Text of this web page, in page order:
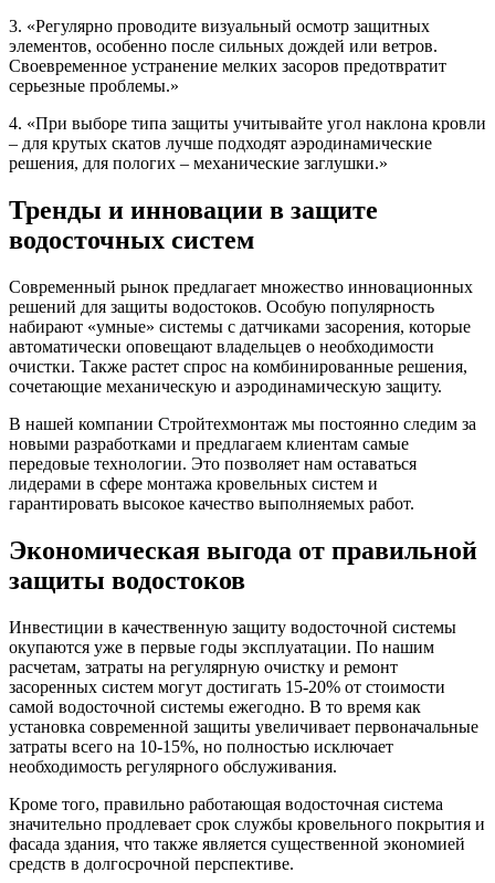
3. «Регулярно проводите визуальный осмотр защитных
элементов, особенно после сильных дождей или ветров.
Своевременное устранение мелких засоров предотвратит
серьезные проблемы.»
4. «При выборе типа защиты учитывайте угол наклона кровли
– для крутых скатов лучше подходят аэродинамические
решения, для пологих – механические заглушки.»
Тренды и инновации в защите
водосточных систем
Современный рынок предлагает множество инновационных
решений для защиты водостоков. Особую популярность
набирают «умные» системы с датчиками засорения, которые
автоматически оповещают владельцев о необходимости
очистки. Также растет спрос на комбинированные решения,
сочетающие механическую и аэродинамическую защиту.
В нашей компании Стройтехмонтаж мы постоянно следим за
новыми разработками и предлагаем клиентам самые
передовые технологии. Это позволяет нам оставаться
лидерами в сфере монтажа кровельных систем и
гарантировать высокое качество выполняемых работ.
Экономическая выгода от правильной
защиты водостоков
Инвестиции в качественную защиту водосточной системы
окупаются уже в первые годы эксплуатации. По нашим
расчетам, затраты на регулярную очистку и ремонт
засоренных систем могут достигать 15-20% от стоимости
самой водосточной системы ежегодно. В то время как
установка современной защиты увеличивает первоначальные
затраты всего на 10-15%, но полностью исключает
необходимость регулярного обслуживания.
Кроме того, правильно работающая водосточная система
значительно продлевает срок службы кровельного покрытия и
фасада здания, что также является существенной экономией
средств в долгосрочной перспективе.